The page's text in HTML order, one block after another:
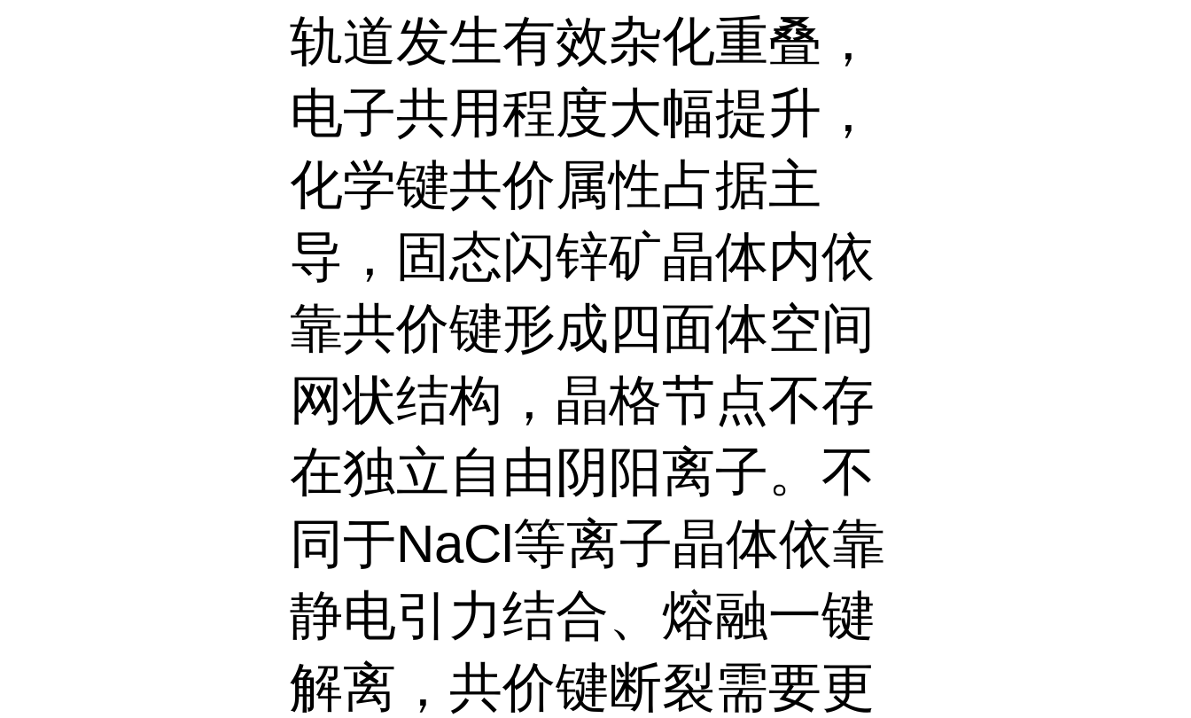
轨道发生有效杂化重叠，
电子共用程度大幅提升，
化学键共价属性占据主
导，固态闪锌矿晶体内依
靠共价键形成四面体空间
网状结构，晶格节点不存
在独立自由阴阳离子。不
同于NaCl等离子晶体依靠
静电引力结合、熔融一键
解离，共价键断裂需要更